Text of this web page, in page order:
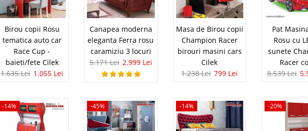
in stil de curse de masini la cel mai bun raport ca..
Compara
Adauga la
Pat masina Biturbo Red - Paturi cu
Lumini si sunete pentru copii
sunete si Telecomanda Biturbo Red este un pat in forma de masina
sport care aduce un ambient fantastic in camera copilului. Patul pentru copii
Biturbo este un pat de calitate ce incorporeaza dotari uimitoare pre..
5.647 Lei
Pret Redus
In Stoc
Vezi
Adauga la
Birou copii Rosu
tematica auto car
Race Cup -
baieti/fete Cilek
1.635 Lei 1.055 Lei
Canapea moderna
eleganta Ferra rosu
caramiziu 3 locuri
5.171 Lei 2.999 Lei
Masa de Birou copii
Champion Racer
birouri masini cars
Cilek
1.238 Lei 799 Lei
Pat
Rosu cu
sunete
Racer
8.539 Lei
-14% -45% -14% -20%